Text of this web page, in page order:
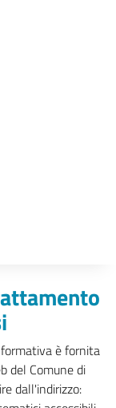
è fornita
del Comune di
dall'indirizzo: